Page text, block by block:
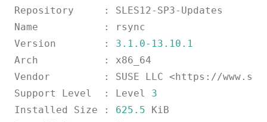
Repository     : SLES12- SP3- Updates
Name           : rsync
Version        : 3.1 .0-13.10 .1
Arch           : x86_64
Vendor         : SUSE LLC <https: //
Support Level  : Level 3
Installed Size : 625.5 KiB